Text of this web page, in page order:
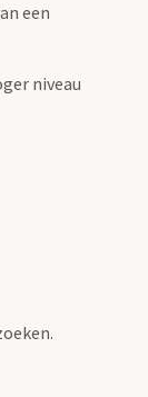
een
niveau